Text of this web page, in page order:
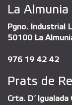
La Almunia
Pgno. Industrial
50100 La
976 19 42 42
Prats de
Crta.